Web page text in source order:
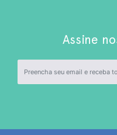
Assine